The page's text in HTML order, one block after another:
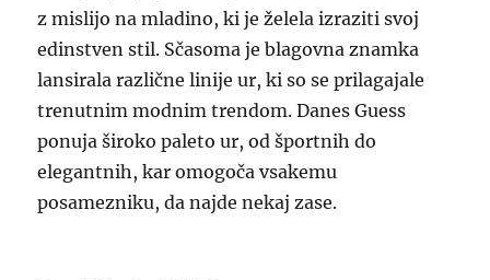
z mislijo na mladino, ki je želela izraziti svoj
edinstven stil. Sčasoma je blagovna znamka
lansirala različne linije ur, ki so se prilagajale
trenutnim modnim trendom. Danes Guess
ponuja široko paleto ur, od športnih do
elegantnih, kar omogoča vsakemu
posamezniku, da najde nekaj zase.